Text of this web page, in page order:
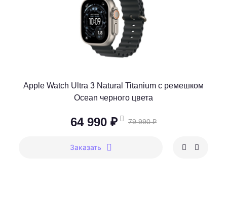
Apple Watch Ultra 3 Natural Titanium c ремешком
Ocean черного цвета
64 990 ₽ 79 990 ₽
Заказать